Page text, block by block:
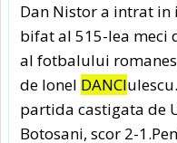
Dan Nistor a intrat
bifat al 515-lea meci
al fotbalului
de Ionel DANCI
partida castigata de
Botosani, scor 2-